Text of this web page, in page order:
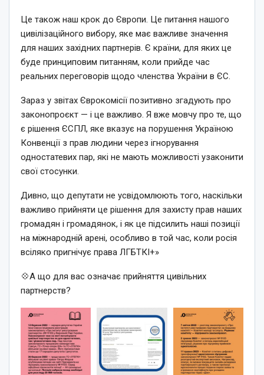
Це також наш крок до Європи. Це питання нашого
цивілізаційного вибору, яке має важливе значення
для наших західних партнерів. Є країни, для яких це
буде принциповим питанням, коли прийде час
реальних переговорів щодо членства України в ЄС.
Зараз у звітах Єврокомісії позитивно згадують про
законопроєкт — і це важливо. Я вже мовчу про те, що
є рішення ЄСПЛ, яке вказує на порушення Україною
Конвенції з прав людини через ігнорування
одностатевих пар, які не мають можливості узаконити
свої стосунки.
Дивно, що депутати не усвідомлюють того, наскільки
важливо прийняти це рішення для захисту прав наших
громадян і громадянок, і як це підсилить наші позиції
на міжнародній арені, особливо в той час, коли росія
всіляко пригнічує права ЛГБТКІ+»
💠А що для вас означає прийняття цивільних
партнерств?